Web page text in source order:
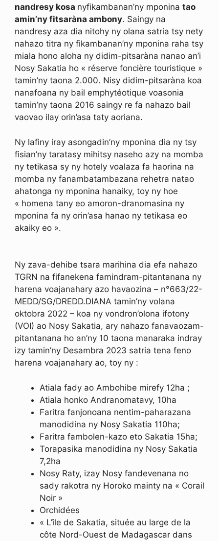
nandresy kosa nyfikambanan’ny mponina tao
amin’ny fitsaràna ambony. Saingy na
nandresy aza dia nitohy ny olana satria tsy nety
nahazo titra ny fikambanan’ny mponina raha tsy
miala hono aloha ny didim-pitsaràna nanao an’i
Nosy Sakatia ho « réserve foncière touristique »
tamin’ny taona 2.000. Nisy didim-pitsaràna koa
nanafoana ny bail emphytéotique voasonia
tamin’ny taona 2016 saingy re fa nahazo bail
vaovao ilay orin’asa taty aoriana.
Ny lafiny iray asongadin’ny mponina dia ny tsy
fisian’ny taratasy mihitsy naseho azy na momba
ny tetikasa sy ny hotely voalaza fa haorina na
momba ny fanambatambazana rehetra natao
ahatonga ny mponina hanaiky, toy ny hoe
« homena tany eo amoron-dranomasina ny
mponina fa ny orin’asa hanao ny tetikasa eo
akaiky eo ».
Ny zava-dehibe tsara marihina dia efa nahazo
TGRN na fifanekena famindram-pitantanana ny
harena voajanahary azo havaozina – n°663/22-
MEDD/SG/DREDD.DIANA tamin’ny volana
oktobra 2022 – koa ny vondron’olona ifotony
(VOI) ao Nosy Sakatia, ary nahazo fanavaozam-
pitantanana ho an’ny 10 taona manaraka indray
izy tamin’ny Desambra 2023 satria tena feno
harena voajanahary ao, toy ny :
Atiala fady ao Ambohibe mirefy 12ha ;
Atiala honko Andranomatavy, 10ha
Faritra fanjonoana nentim-paharazana
manodidina ny Nosy Sakatia 110ha;
Faritra fambolen-kazo eto Sakatia 15ha;
Torapasika manodidina ny Nosy Sakatia
7,2ha
Nosy Raty, izay Nosy fandevenana no
sady rakotra ny Horoko mainty na « Corail
Noir »
Orchidées
« L’île de Sakatia, située au large de la
côte Nord-Ouest de Madagascar dans